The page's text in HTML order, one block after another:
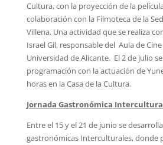
Cultura, con la proyección de la película
colaboración con la Filmoteca de la
Villena. Una actividad que se realiza
Israel Gil, responsable del Aula de
Universidad de Alicante. El 2 de julio
programación con la actuación de
horas en la Casa de la Cultura.
Jornada Gastronómica
Entre el 15 y el 21 de junio se
gastronómicas Interculturales, donde